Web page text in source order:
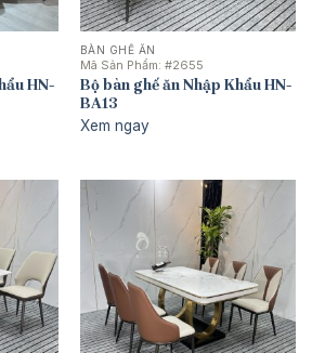
HN-
BÀN GHẾ ĂN
Mã Sản Phẩm: #2655
Bộ bàn ghế ăn Nhập Khẩu HN-
BA13
Xem ngay